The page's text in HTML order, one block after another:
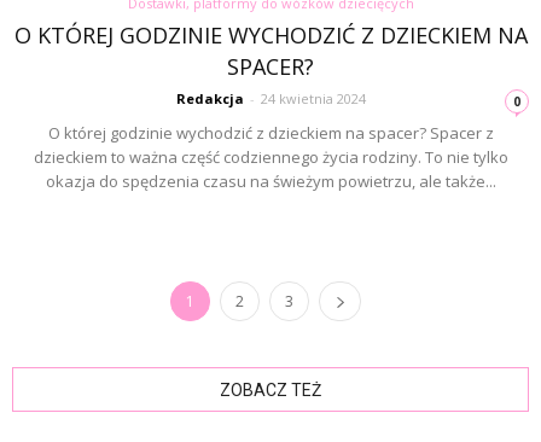
O KTÓREJ GODZINIE WYCHODZIĆ Z DZIECKIEM NA
SPACER?
Redakcja - 24 kwietnia 2024 0
O której godzinie wychodzić z dzieckiem na spacer? Spacer z
dzieckiem to ważna część codziennego życia rodziny. To nie tylko
okazja do spędzenia czasu na świeżym powietrzu, ale także...
1 2 3
ZOBACZ TEŻ